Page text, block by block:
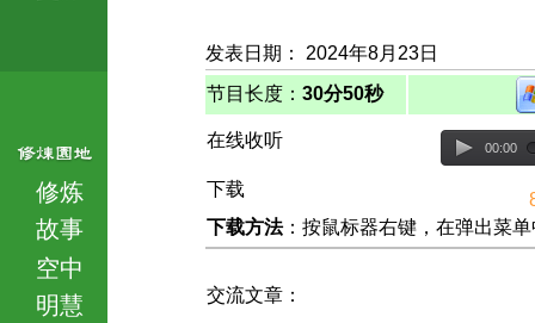
修炼
故事
空中
明慧
发表日期： 2024年8月23日
节目长度： 30分50秒
在线收听 00:00
下载
下载方法：按鼠标器右键，在弹出菜
交流文章：